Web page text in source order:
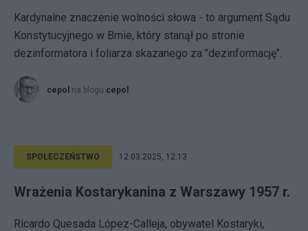
Kardynalne znaczenie wolności słowa - to argument Sądu
Konstytucyjnego w Brnie, który stanął po stronie
dezinformatora i foliarza skazanego za "dezinformację".
cepol na blogu cepol
SPOŁECZEŃSTWO 12.03.2025, 12:13
Wrażenia Kostarykanina z Warszawy 1957 r.
Ricardo Quesada López-Calleja, obywatel Kostaryki,